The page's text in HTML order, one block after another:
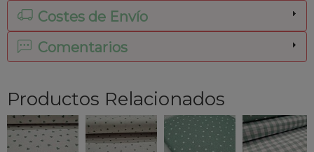
Costes de Envío
Comentarios
Productos Relacionados